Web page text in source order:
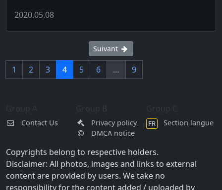
2020.05.08
Suivant
1 2 3 4 5 6 … 9
Contact Us
Privacy policy
DMCA notice
FR Section langue
Copyrights belong to respective holders.
Disclaimer: All photos, images and links to external
content are provided by users. We take no
responsibility for the content added / uploaded by